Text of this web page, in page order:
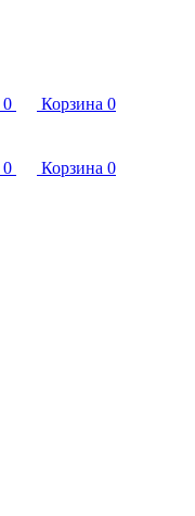
0 Корзина 0
0 Корзина 0